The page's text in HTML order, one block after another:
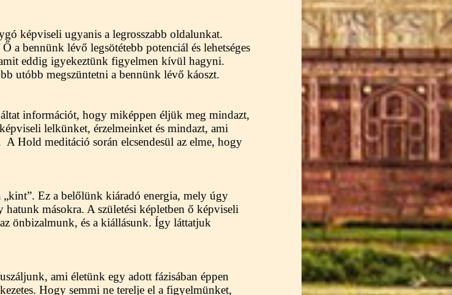
képviseli ugyanis a legrosszabb oldalunkat.
a bennünk lévő legsötétebb potenciál és lehetséges
eddig igyekeztünk figyelmen kívül hagyni.
utóbb megszüntetni a bennünk lévő káoszt.
információt, hogy miképpen éljük meg mindazt,
lelkünket, érzelmeinket és mindazt, ami
A Hold meditáció során elcsendesül az elme, hogy
Ez a belőlünk kiáradó energia, mely úgy
másokra. A születési képletben ő képviseli
önbizalmunk, és a kiállásunk. Így láttatjuk
ami életünk egy adott fázisában éppen
Hogy semmi ne terelje el a figyelmünket,